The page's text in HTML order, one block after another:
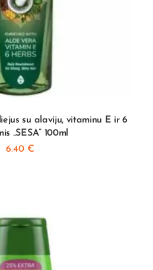
su alaviju, vitaminu E ir 6
„SESA” 100ml
6.40 €